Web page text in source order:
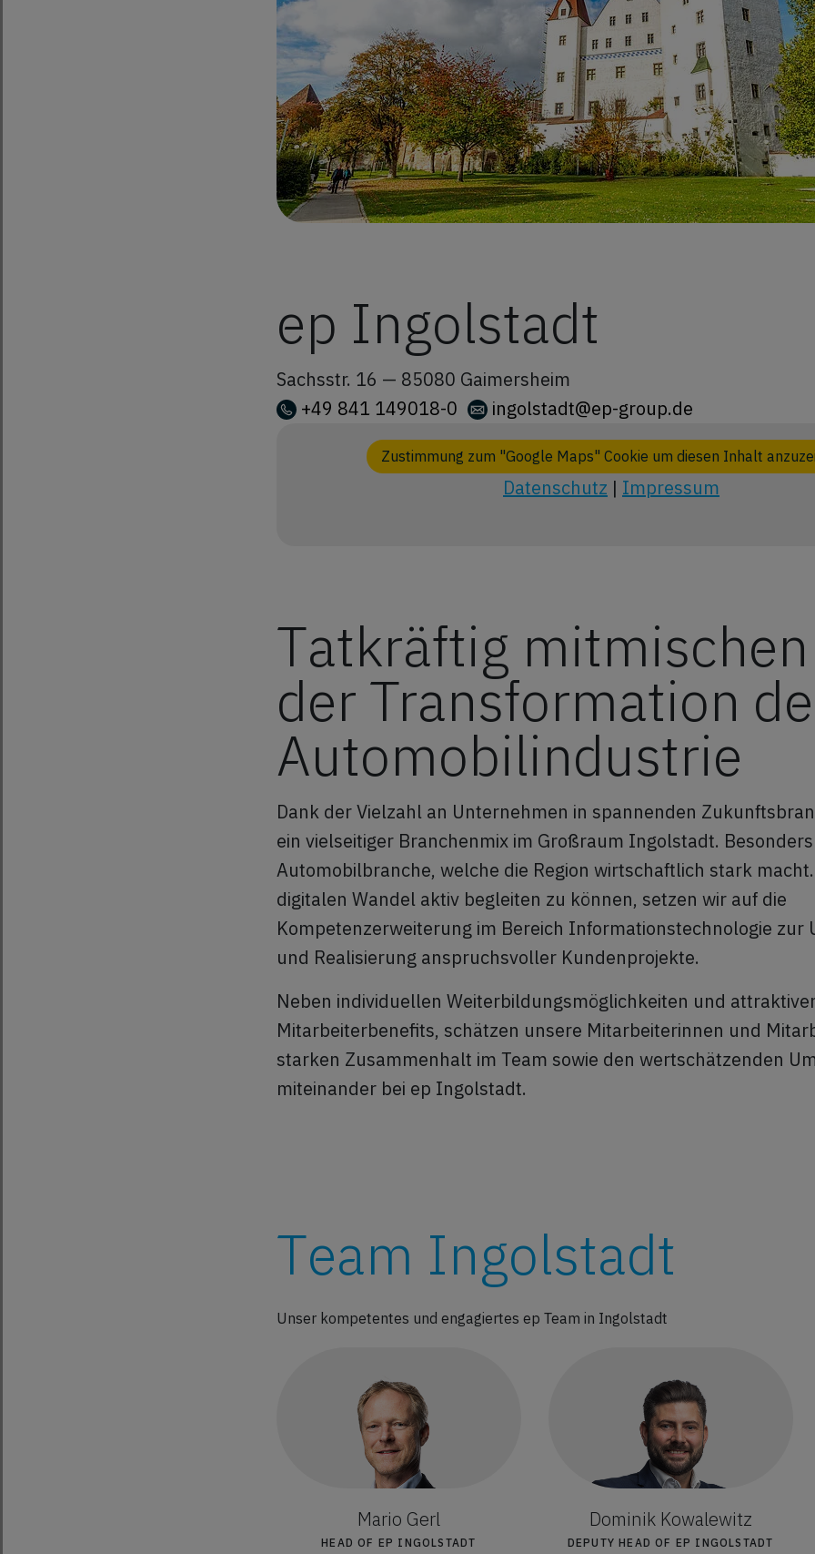
ep Ingolstadt
Sachsstr. 16 — 85080 Gaimersheim
+49 841 149018-0
ingolstadt@ep-group.de
Zustimmung zum "Google Maps" Cookie um diesen Inhalt
Datenschutz | Impressum
Tatkräftig
der Transformation
Automobilindustrie
Dank der Vielzahl an Unternehmen in spannenden
ein vielseitiger Branchenmix im Großraum Ingolstadt.
Automobilbranche, welche die Region wirtschaftlich stark
digitalen Wandel aktiv begleiten zu können, setzen wir auf die
Kompetenzerweiterung im Bereich Informationstechnologie zur
und Realisierung anspruchsvoller Kundenprojekte.
Neben individuellen Weiterbildungsmöglichkeiten und
Mitarbeiterbenefits, schätzen unsere Mitarbeiterinnen und
starken Zusammenhalt im Team sowie den wertschätzenden
miteinander bei ep Ingolstadt.
Team Ingolstadt
Unser kompetentes und engagiertes ep Team in Ingolstadt
Mario Gerl
HEAD OF EP INGOLSTADT
Dominik Kowalewitz
DEPUTY HEAD OF EP INGOLSTADT